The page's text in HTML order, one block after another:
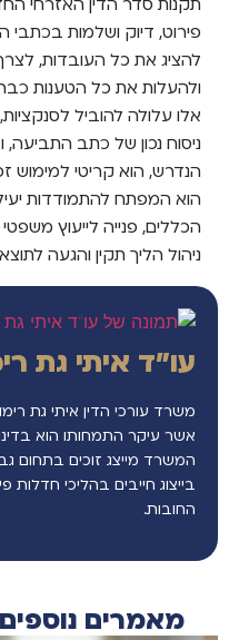
תקנות סדר הדין האזרחי
פירוט, דיוק ושלמות בכתבי
להציג את כל העובדות,
ולהעלות את כל הטענות
אלו עלולה להוביל
ניסוח נכון של כתב
הנדרש, הוא קריטי למימוש
הוא המפתח להתמודדות
הכללים, פנייה לייעוץ
ניהול הליך תקין והגעה
עו"ד איתי גת
משרד עורכי הדין איתי גת
אשר עיקר התמחותו הוא
המשרד מייצג זוכים בתחום
בייצוג חייבים בהליכי
החובות.
מאמרים נוספים